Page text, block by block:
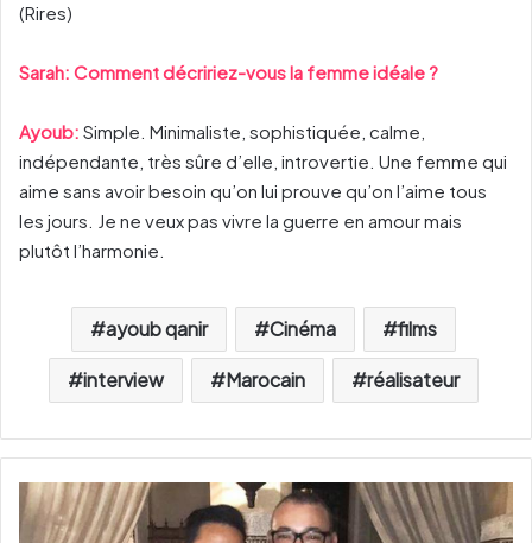
(Rires)
Sarah: Comment décririez-vous la femme idéale ?
Ayoub: Simple. Minimaliste, sophistiquée, calme,
indépendante, très sûre d’elle, introvertie. Une femme qui
aime sans avoir besoin qu’on lui prouve qu’on l’aime tous
les jours. Je ne veux pas vivre la guerre en amour mais
plutôt l’harmonie.
ayoub qanir Cinéma films
interview Marocain réalisateur
R